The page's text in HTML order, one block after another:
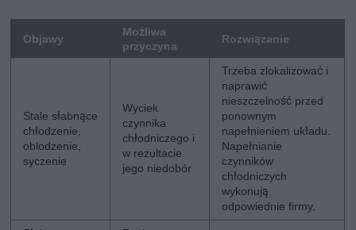
Objawy
Możliwa
przyczyna
Rozwiązanie
Stale słabnące
chłodzenie,
oblodzenie,
syczenie
Wyciek
czynnika
chłodniczego i
w rezultacie
jego niedobór
Trzeba zlokalizować i
naprawić
nieszczelność przed
ponownym
napełnieniem układu.
Napełnianie
czynników
chłodniczych
wykonują
odpowiednie firmy.